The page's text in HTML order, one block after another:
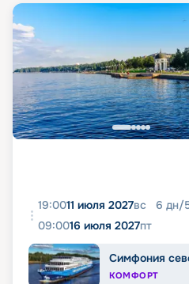
19:0011 июля 2027вс 6 дн/
09:0016 июля 2027пт
Симфония
КОМФОРТ